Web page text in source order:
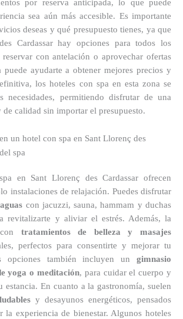
por reserva anticipada, lo que puede
sea aún más accesible. Es importante
deseas y qué presupuesto tienes, ya que
Cardassar hay opciones para todos los
con antelación o aprovechar ofertas
puede ayudarte a obtener mejores precios y
los hoteles con spa en esta zona se
necesidades, permitiendo disfrutar de una
de calidad sin importar el presupuesto.
un hotel con spa en Sant Llorenç des
spa
en Sant Llorenç des Cardassar ofrecen
instalaciones de relajación. Puedes disfrutar
con jacuzzi, sauna, hammam y duchas
revitalizarte y aliviar el estrés. Además, la
tratamientos de belleza y masajes
perfectos para consentirte y mejorar tu
opciones también incluyen un gimnasio
yoga o meditación, para cuidar el cuerpo y
estancia. En cuanto a la gastronomía, suelen
y desayunos energéticos, pensados
la experiencia de bienestar. Algunos hoteles